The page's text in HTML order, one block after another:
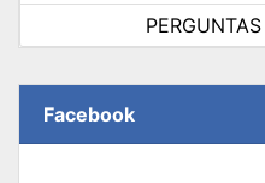
Facebook